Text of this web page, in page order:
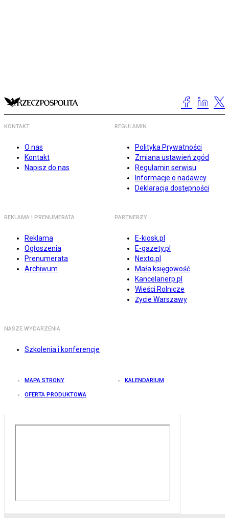
KONTAKT
O nas
Kontakt
Napisz do nas
REGULAMIN
Polityka Prywatności
Zmiana ustawień zgód
Regulamin serwisu
Informacje o nadawcy
Deklaracja dostępności
REKLAMA I PRENUMERATA
Reklama
Ogłoszenia
Prenumerata
Archiwum
PARTNERZY
E-kiosk.pl
E-gazety.pl
Nexto.pl
Mała księgowość
Kancelarierp.pl
Wieści Rolnicze
Życie Warszawy
NASZE WYDARZENIA
Szkolenia i konferencje
MAPA STRONY KALENDARIUM
OFERTA PRODUKTOWA